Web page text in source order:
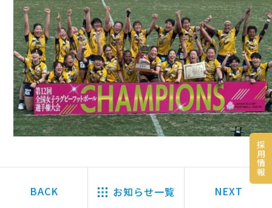
採
用
情
報
お知らせ一覧